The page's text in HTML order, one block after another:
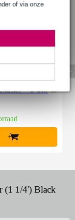
of via onze
01 LS Kit he
+ T-bar
+
(1 1/4') Black